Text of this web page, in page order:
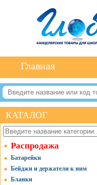
Главная
КАТАЛОГ
Распродажа
Батарейки
Бейджи и держатели к ним
Бланки